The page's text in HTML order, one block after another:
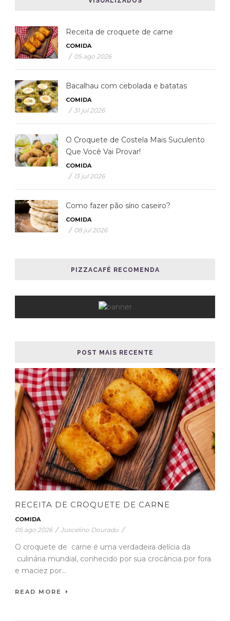
Receita de croquete de carne
COMIDA
/ 05 ago 2026
Bacalhau com cebolada e batatas
COMIDA
/ 31 jul 2026
O Croquete de Costela Mais Suculento
Que Você Vai Provar!
COMIDA
/ 13 jul 2026
Como fazer pão sírio caseiro?
COMIDA
/ 08 jul 2026
PIZZACAFÉ RECOMENDA
POST MAIS RECENTE
RECEITA DE CROQUETE DE CARNE
COMIDA
05 ago 2026 / Juscelino Dourado /
O croquete de carne é uma verdadeira delícia da
culinária mundial, conhecido por sua crocância por fora
e maciez por...
READ MORE